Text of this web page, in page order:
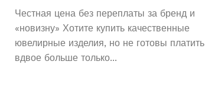
Честная цена без переплаты за бренд и
«новизну» Хотите купить качественные
ювелирные изделия, но не готовы платить
вдвое больше только...